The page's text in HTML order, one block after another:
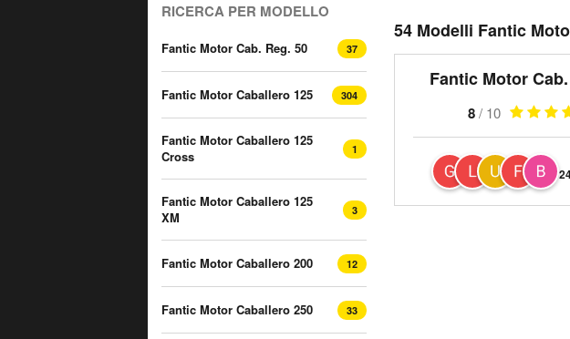
RICERCA PER MODELLO
Fantic Motor Cab. Reg. 50 37
Fantic Motor Caballero 125 304
Fantic Motor Caballero 125
Cross
1
Fantic Motor Caballero 125
XM
3
Fantic Motor Caballero 200 12
Fantic Motor Caballero 250 33
54 Modelli Fantic
Fantic Motor
8/ 10